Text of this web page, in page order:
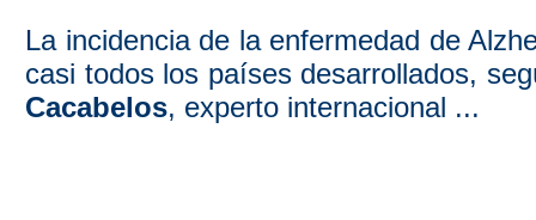
La incidencia de la enfermedad de
casi todos los países desarrollados,
Cacabelos, experto internacional ...